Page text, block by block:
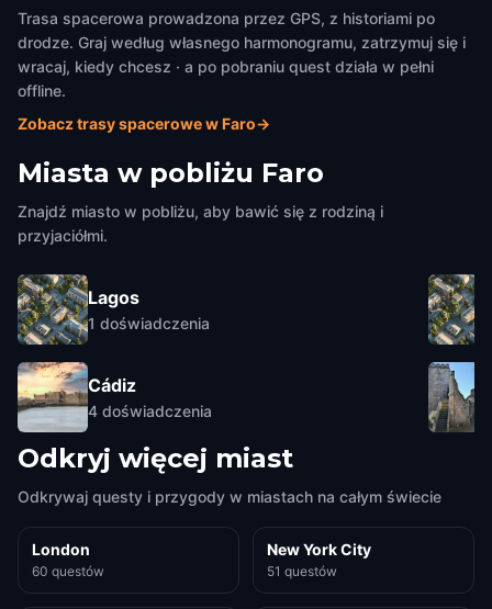
Trasa spacerowa prowadzona przez GPS, z historiami po
drodze. Graj według własnego harmonogramu, zatrzymuj się i
wracaj, kiedy chcesz · a po pobraniu quest działa w pełni
offline.
Zobacz trasy spacerowe w Faro→
Miasta w pobliżu Faro
Znajdź miasto w pobliżu, aby bawić się z rodziną i
przyjaciółmi.
Lagos
1 doświadczenia
Cádiz
4 doświadczenia
Odkryj więcej miast
Odkrywaj questy i przygody w miastach na całym świecie
London
60 questów
New York City
51 questów